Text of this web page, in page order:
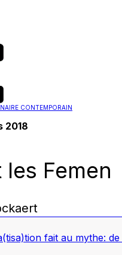
CONTEMPORAIN
2018
les Femen
fait au mythe: